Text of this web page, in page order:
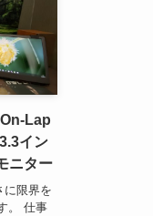
Lap
イン
ニター
に限界を
。 仕事